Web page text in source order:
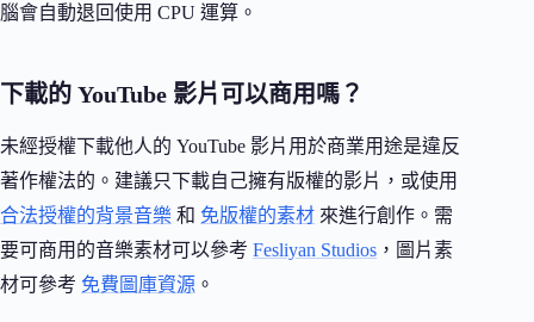
腦會自動退回使用 CPU 運算。
下載的 YouTube 影片可以商用嗎？
未經授權下載他人的 YouTube 影片用於商業用途是違反
著作權法的。建議只下載自己擁有版權的影片，或使用
合法授權的背景音樂 和 免版權的素材 來進行創作。需
要可商用的音樂素材可以參考 Fesliyan Studios ，圖片素
材可參考 免費圖庫資源 。